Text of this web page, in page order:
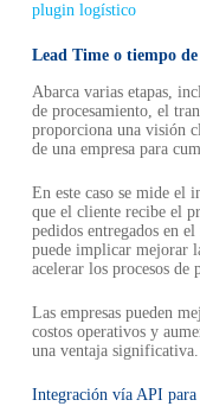
plugin logístico
Lead Time o tiempo
Abarca varias etapas,
de procesamiento, el
proporciona una visión
de una empresa para
En este caso se mide el
que el cliente recibe el
pedidos entregados en
puede implicar mejorar
acelerar los procesos de
Las empresas pueden
costos operativos y
una ventaja significativa.
Integración vía API para